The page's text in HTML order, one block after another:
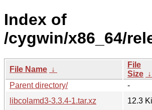
Index of
/cygwin/x86_64/
File Name ↓
File
Size ↓
Parent directory/
-
libcolamd3-3.3.4-1.tar.xz
12.3